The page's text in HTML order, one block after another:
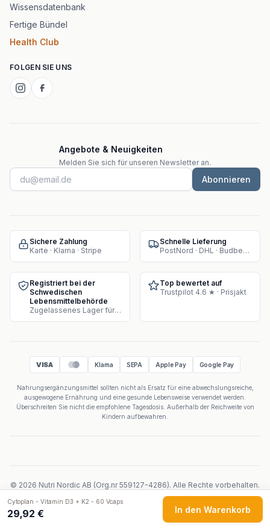
Cytoplan - Vitamin D3 + K2 - 60 Vcaps
29,92 € In den Warenkorb
Wissensdatenbank
Fertige Bündel
Health Club
FOLGEN SIE UNS
Angebote & Neuigkeiten
Melden Sie sich für unseren Newsletter an.
Abonnieren
Sichere Zahlung
Karte · Klarna · Stripe
Schnelle Lieferung
PostNord · DHL · Budbee · Instabox
Registriert bei der
Schwedischen
Lebensmittelbehörde
Zugelassenes Lager für Supplement-Verkauf
Top bewertet auf
Trustpilot 4.6 ★ · Prisjakt
VISA Klarna SEPA Apple Pay Google Pay
Nahrungsergänzungsmittel sollten nicht als Ersatz für eine abwechslungsreiche,
ausgewogene Ernährung und eine gesunde Lebensweise verwendet werden.
Überschreiten Sie nicht die empfohlene Tagesdosis. Außerhalb der Reichweite von
Kindern aufbewahren.
© 2026 Nutri Nordic AB (Org.nr 559127-4286). Alle Rechte vorbehalten.
Powered by Velicoo ↗